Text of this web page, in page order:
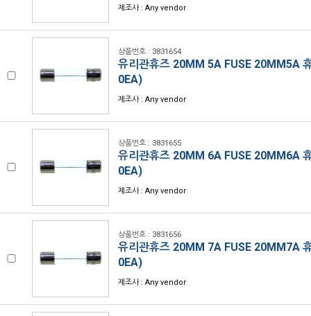
제조사 : Any vendor
상품번호 : 3831654
유리관휴즈 20MM 5A FUSE 20MM5A
0EA)
제조사 : Any vendor
상품번호 : 3831655
유리관휴즈 20MM 6A FUSE 20MM6A
0EA)
제조사 : Any vendor
상품번호 : 3831656
유리관휴즈 20MM 7A FUSE 20MM7A
0EA)
제조사 : Any vendor